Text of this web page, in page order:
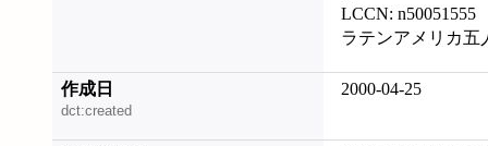
LCCN: n50051555
ラテンアメリカ五
作成日
dct:created
2000-04-25